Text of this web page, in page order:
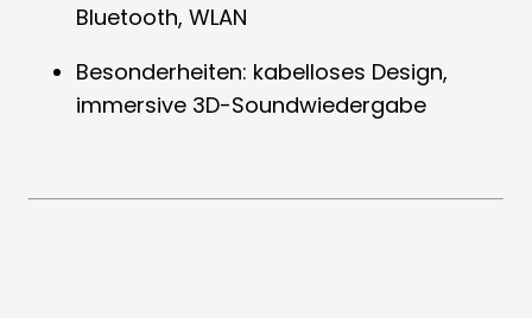
Bluetooth, WLAN
Besonderheiten: kabelloses Design,
immersive 3D-Soundwiedergabe